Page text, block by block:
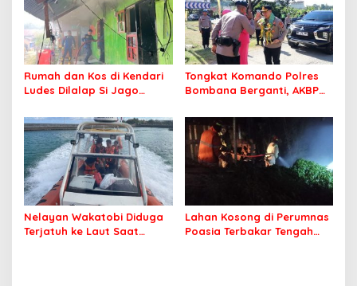
Rumah dan Kos di Kendari
Ludes Dilalap Si Jago
Tongkat Komando Polres
Bombana Berganti, AKBP
Kepolisian Bombana
Nelayan Wakatobi Diduga
Terjatuh ke Laut Saat
Lahan Kosong di Perumnas
Poasia Terbakar Tengah